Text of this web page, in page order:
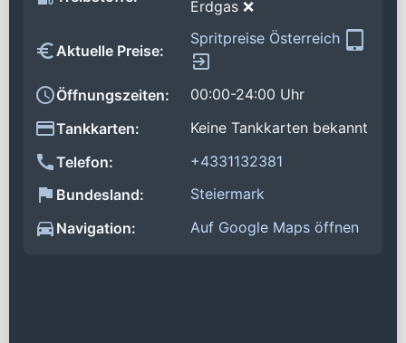
Erdgas ❌
Aktuelle Preise:
Spritpreise Österreich
Öffnungszeiten:
00:00-24:00 Uhr
Tankkarten:
Keine Tankkarten bekannt
Telefon:
+4331132381
Bundesland:
Steiermark
Navigation:
Auf Google Maps öffnen